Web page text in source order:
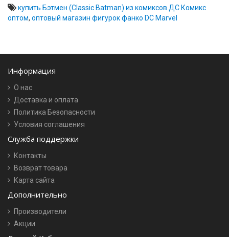
купить Бэтмен (Classic Batman) из комиксов ДС Комикс
оптом, оптовый магазин фигурок фанко DC Marvel
Информация
О нас
Доставка и оплата
Политика Безопасности
Условия соглашения
Служба поддержки
Контакты
Возврат товара
Карта сайта
Дополнительно
Производители
Акции